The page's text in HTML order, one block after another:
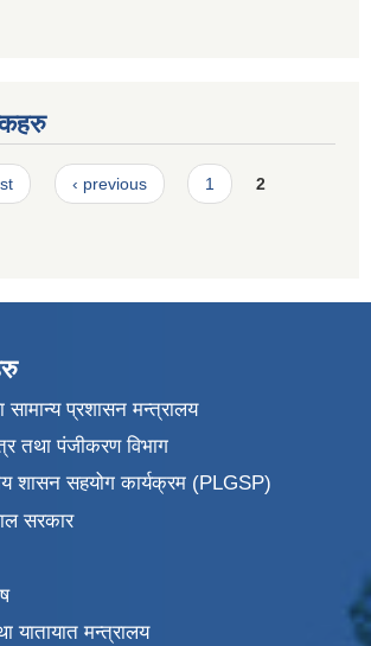
‹ previous 1 2
सामान्य प्रशासन मन्त्रालय
तथा पंजीकरण विभाग
शासन सहयोग कार्यक्रम (PLGSP)
सरकार
यातायात मन्त्रालय